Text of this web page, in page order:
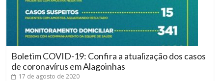
Boletim COVID-19: Confira a atualização dos casos
de coronavírus em Alagoinhas
17 de agosto de 2020